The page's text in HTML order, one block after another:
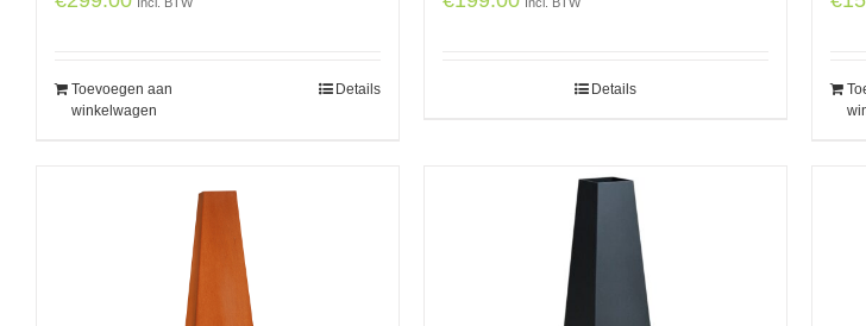
Toevoegen aan
winkelwagen
Details Details